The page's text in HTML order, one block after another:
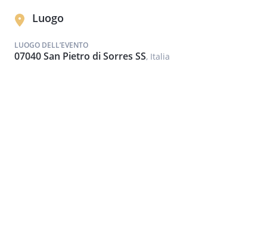
Luogo
LUOGO DELL’EVENTO
07040 San Pietro di Sorres SS, Italia